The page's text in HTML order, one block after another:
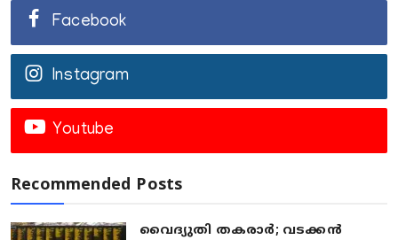
Facebook
Instagram
Youtube
Recommended Posts
വൈദ്യുതി തകരാർ; വടക്കൻ